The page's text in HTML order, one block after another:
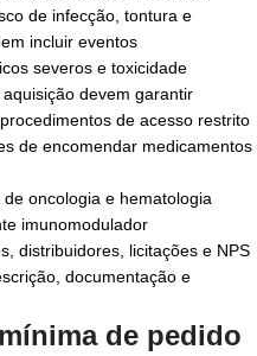
de infecção, tontura e
incluir eventos
severos e toxicidade
devem garantir
de acesso restrito
de encomendar medicamentos
oncologia e hematologia
imunomodulador
distribuidores, licitações e NPS
documentação e
de pedido